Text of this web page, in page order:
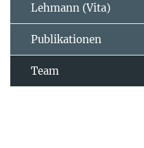
Lehmann (Vita)
Publikationen
Team